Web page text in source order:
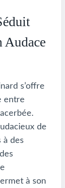
Audace
s’offre
entre
de
à des
à son